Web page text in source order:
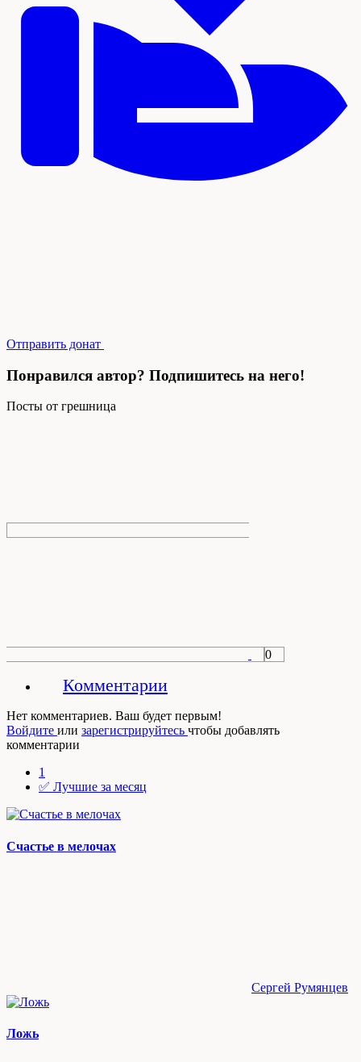
Отправить донат
Понравился автор? Подпишитесь на него!
Посты от грешница
0
Комментарии
Нет комментариев. Ваш будет первым!
Войдите или зарегистрируйтесь чтобы добавлять
комментарии
1
✅ Лучшие за месяц
Счастье в мелочах
Сергей Румянцев
Ложь